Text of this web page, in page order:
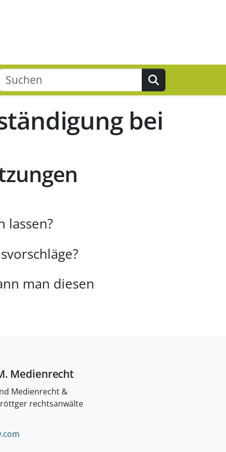
bei
lassen?
man diesen
Medienrecht
Medienrecht &
rechtsanwälte
LÖSCHEN.
com